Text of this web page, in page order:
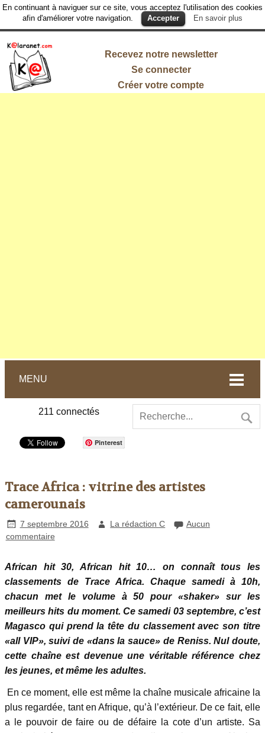
En continuant à naviguer sur ce site, vous acceptez l'utilisation des cookies
afin d'améliorer votre navigation.
Accepter En savoir plus
Recevez notre newsletter
Se connecter
Créer votre compte
MENU
211 connectés
Pinterest
Trace Africa : vitrine des artistes
camerounais
7 septembre 2016 La rédaction C
Aucun
commentaire
African hit 30, African hit 10… on connaît tous les
classements de Trace Africa. Chaque samedi à 10h,
chacun met le volume à 50 pour «shaker» sur les
meilleurs hits du moment. Ce samedi 03 septembre, c’est
Magasco qui prend la tête du classement avec son titre
«all VIP», suivi de «dans la sauce» de Reniss. Nul doute,
cette chaîne est devenue une véritable référence chez
les jeunes, et même les adultes.
En ce moment, elle est même la chaîne musicale africaine la
plus regardée, tant en Afrique, qu’à l’extérieur. De ce fait, elle
a le pouvoir de faire ou de défaire la cote d’un artiste. Sa